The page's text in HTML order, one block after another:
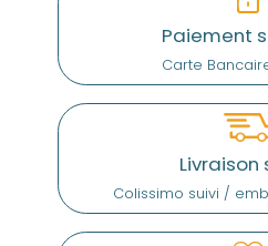
Paiement
Carte
Livraison
Colissimo suivi /